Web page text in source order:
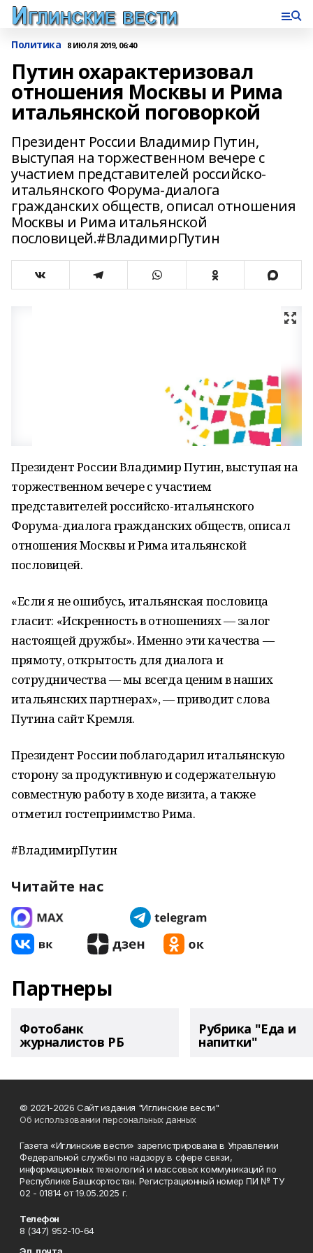
Политика 8 ИЮЛЯ 2019, 06:40
Путин охарактеризовал
отношения Москвы и Рима
итальянской поговоркой
Президент России Владимир Путин,
выступая на торжественном вечере с
участием представителей российско-
итальянского Форума-диалога
гражданских обществ, описал отношения
Москвы и Рима итальянской
пословицей.#ВладимирПутин
Президент России Владимир Путин, выступая на
торжественном вечере с участием
представителей российско-итальянского
Форума-диалога гражданских обществ, описал
отношения Москвы и Рима итальянской
пословицей.
«Если я не ошибусь, итальянская пословица
гласит: «Искренность в отношениях — залог
настоящей дружбы». Именно эти качества —
прямоту, открытость для диалога и
сотрудничества — мы всегда ценим в наших
итальянских партнерах», — приводит слова
Путина сайт Кремля.
Президент России поблагодарил итальянскую
сторону за продуктивную и содержательную
совместную работу в ходе визита, а также
отметил гостеприимство Рима.
#ВладимирПутин
Читайте нас
Партнеры
Фотобанк
журналистов РБ
Рубрика "Еда и
напитки"
© 2021-2026 Сайт издания "Иглинские вести"
Об использовании персональных данных
Газета «Иглинские вести» зарегистрирована в Управлении
Федеральной службы по надзору в сфере связи,
информационных технологий и массовых коммуникаций по
Республике Башкортостан. Регистрационный номер ПИ № ТУ
02 - 01814 от 19.05.2025 г.
Телефон
8 (347) 952-10-64